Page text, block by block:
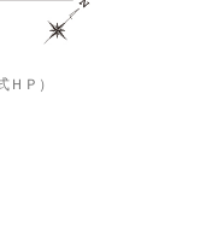
Ｐ）